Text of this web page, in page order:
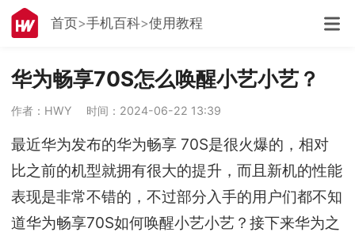
首页 手机百科 使用教程
华为畅享70S怎么唤醒小艺小艺？
作者：HWY 时间：2024-06-22 13:39
最近华为发布的华为畅享 70S是很火爆的，相对
比之前的机型就拥有很大的提升，而且新机的性能
表现是非常不错的，不过部分入手的用户们都不知
道华为畅享70S如何唤醒小艺小艺？接下来华为之